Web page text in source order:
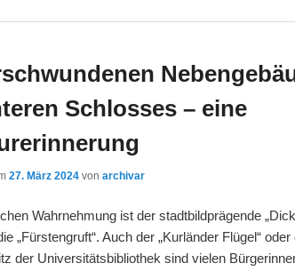
Schlosses – eine
27. März 2024 vonarchivar
Wahrnehmung ist der stadtbildprägende
„Fürstengruft“. Auch der „Kurländer Flügel“
der Universitätsbibliothek sind vielen